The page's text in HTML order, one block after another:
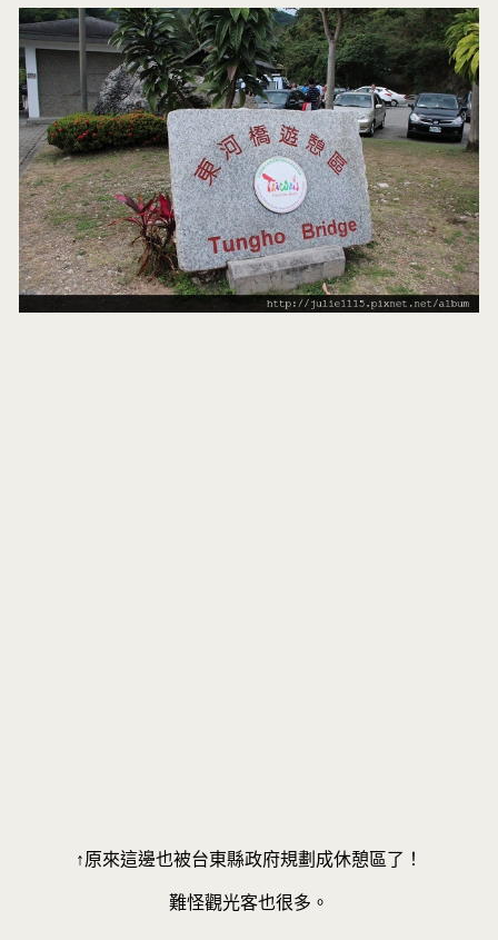
↑原來這邊也被台東縣政府規劃成休憩區了！
難怪觀光客也很多。